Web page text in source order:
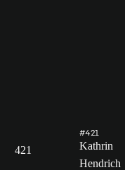
421
#421
Kathrin
Hendrich